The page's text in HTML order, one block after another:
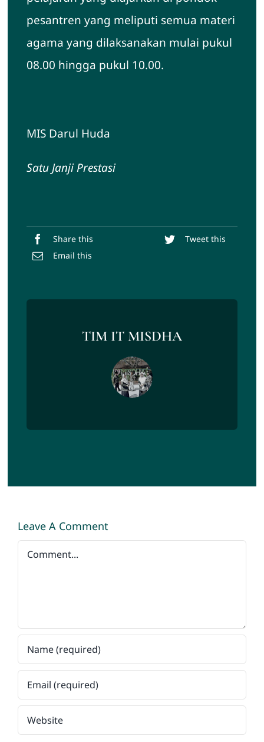
pesantren yang meliputi semua materi
agama yang dilaksanakan mulai pukul
08.00 hingga pukul 10.00.
MIS Darul Huda
Satu Janji Prestasi
Share this
Tweet this
Email this
TIM IT MISDHA
Leave A Comment
Comment